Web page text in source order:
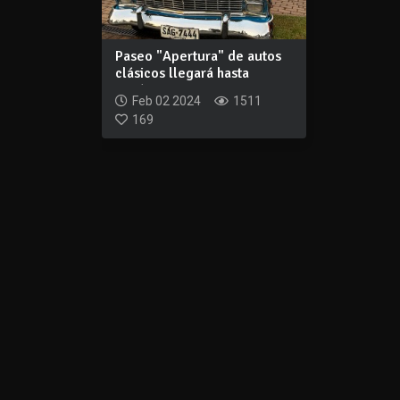
Paseo "Apertura" de autos
clásicos llegará hasta
Aznárez
Feb 02 2024
1511
169